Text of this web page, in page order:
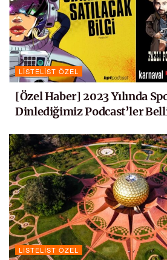
LISTELIST ÖZEL
[Özel Haber] 2023 Yılında
Dinlediğimiz Podcast’ler
LISTELIST ÖZEL